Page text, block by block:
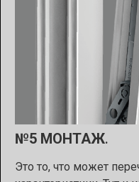
№5 МОНТАЖ.
Это то, что может